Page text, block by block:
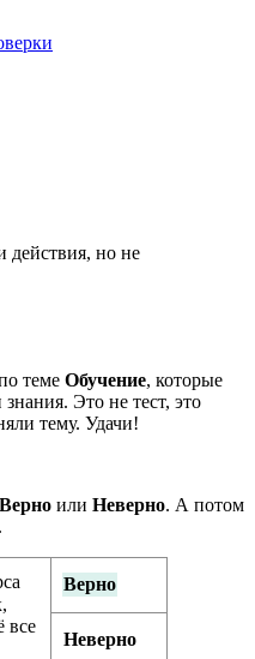
действия, но не
теме Обучение, которые
Это не тест, это
тему. Удачи!
Верно или Неверно. А потом
все
Верно
Неверно